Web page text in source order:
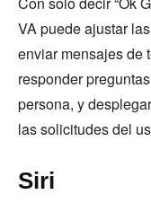
VA puede ajustar
enviar mensajes de
responder
persona, y
las solicitudes del
Siri